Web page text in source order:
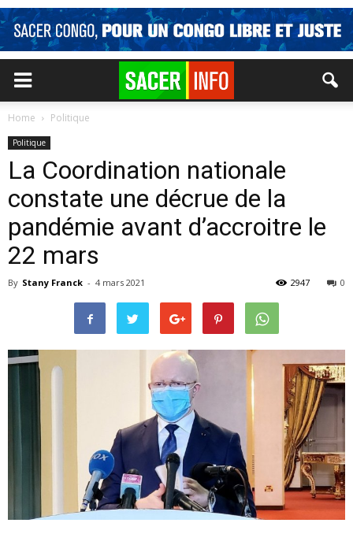
Home Politique
Politique
La Coordination nationale
constate une décrue de la
pandémie avant d’accroitre le
22 mars
By Stany Franck - 4 mars 2021 0
2947